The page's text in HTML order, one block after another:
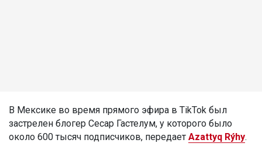
В Мексике во время прямого эфира в TikTok был
застрелен блогер Сесар Гастелум, у которого было
около 600 тысяч подписчиков, передает Azattyq Rýhy.